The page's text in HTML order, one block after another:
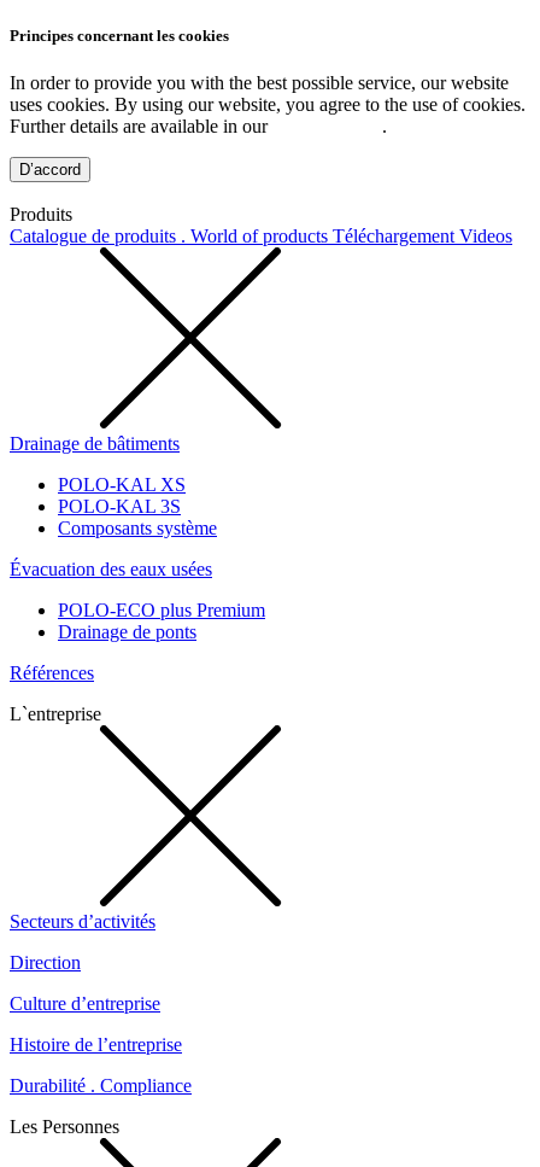
Principes concernant les cookies
In order to provide you with the best possible service, our website
uses cookies. By using our website, you agree to the use of cookies.
Further details are available in our
.
D’accord
Produits
Catalogue de produits . World of products Téléchargement Videos
Drainage de bâtiments
POLO-KAL XS
POLO-KAL 3S
Composants système
Évacuation des eaux usées
POLO-ECO plus Premium
Drainage de ponts
Références
L`entreprise
Secteurs d’activités
Direction
Culture d’entreprise
Histoire de l’entreprise
Durabilité . Compliance
Les Personnes